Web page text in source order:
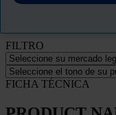
FILTRO
FICHA TÉCNICA